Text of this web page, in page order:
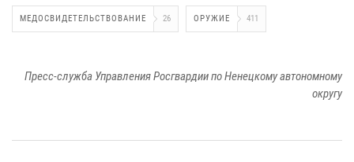
МЕДОСВИДЕТЕЛЬСТВОВАНИЕ 26 ОРУЖИЕ 411
Пресс-служба Управления Росгвардии по Ненецкому автономному
округу